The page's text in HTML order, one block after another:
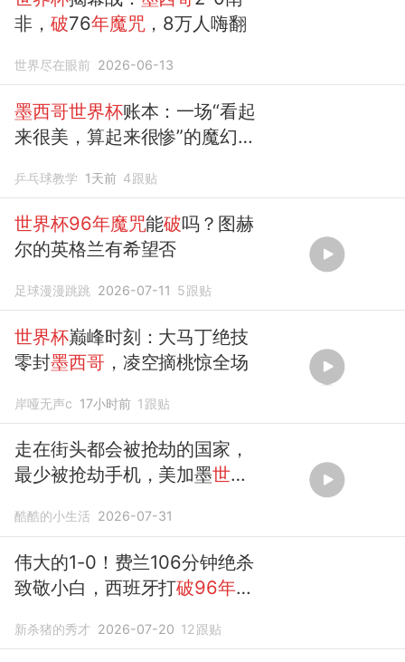
非，破76年魔咒，8万人嗨翻
世界尽在眼前 2026-06-13
墨西哥世界杯账本：一场“看起
来很美，算起来很惨”的魔幻经
乒乓球教学 1天前 4跟贴
世界杯96年魔咒能破吗？图赫
尔的英格兰有希望否
足球漫漫跳跳 2026-07-11 5跟贴
世界杯巅峰时刻：大马丁绝技
零封墨西哥，凌空摘桃惊全场
岸哑无声c 17小时前 1 跟贴
走在街头都会被抢劫的国家，
最少被抢劫手机，美加墨世界
酷酷的小生活 2026-07-31
伟大的1-0！费兰106分钟绝杀
致敬小白，西班牙打破96年世
新杀猪的秀才 2026-07-20 12跟贴